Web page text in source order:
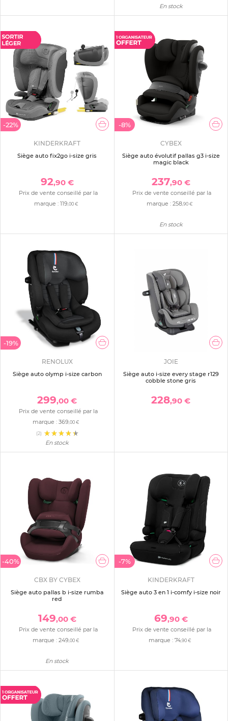
En stock
-22%
KINDERKRAFT
Siège auto fix2go i-size gris
92,90 €
Prix de vente conseillé par la
marque : 119 ,00 €
-8%
CYBEX
Siège auto évolutif pallas g3 i-size
magic black
237,90 €
Prix de vente conseillé par la
marque :258 ,90 €
En stock
-19%
RENOLUX
Siège auto olymp i-size carbon
299,00 €
Prix de vente conseillé par la
marque :369 ,00 €
(2)
En stock
JOIE
Siège auto i-size every stage r129
cobble stone gris
228,90 €
-40%
CBX BY CYBEX
Siège auto pallas b i-size rumba
red
149,00 €
Prix de vente conseillé par la
marque :249 ,00 €
En stock
-7%
KINDERKRAFT
Siège auto 3 en 1 i-comfy i-size noir
69,90 €
Prix de vente conseillé par la
marque : 74,90 €